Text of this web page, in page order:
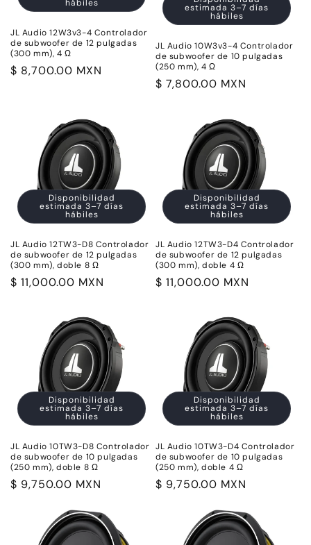
hábiles
JL Audio 12W3v3-4 Controlador
de subwoofer de 12 pulgadas
(300 mm), 4 Ω
Precio
$ 8,700.00 MXN
estimada 3–7 días
hábiles
JL Audio 10W3v3-4 Controlador
de subwoofer de 10 pulgadas
(250 mm), 4 Ω
Precio
$ 7,800.00 MXN
Disponibilidad
estimada 3–7 días
hábiles
JL Audio 12TW3-D8 Controlador
de subwoofer de 12 pulgadas
(300 mm), doble 8 Ω
Precio
$ 11,000.00 MXN
Disponibilidad
estimada 3–7 días
hábiles
JL Audio 12TW3-D4 Controlador
de subwoofer de 12 pulgadas
(300 mm), doble 4 Ω
Precio
$ 11,000.00 MXN
Disponibilidad
estimada 3–7 días
hábiles
JL Audio 10TW3-D8 Controlador
de subwoofer de 10 pulgadas
(250 mm), doble 8 Ω
Precio
$ 9,750.00 MXN
Disponibilidad
estimada 3–7 días
hábiles
JL Audio 10TW3-D4 Controlador
de subwoofer de 10 pulgadas
(250 mm), doble 4 Ω
Precio
$ 9,750.00 MXN